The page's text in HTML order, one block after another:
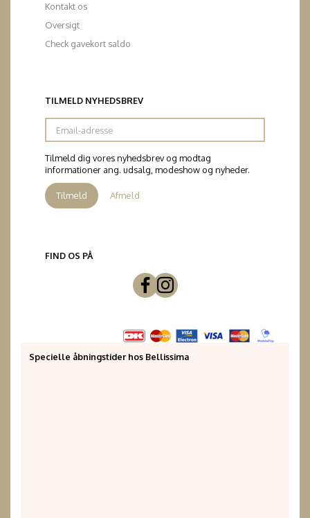
Kontakt os
Oversigt
Check gavekort saldo
TILMELD NYHEDSBREV
Email-
adresse
Tilmeld dig vores nyhedsbrev og modtag
informationer ang. udsalg, modeshow og nyheder.
Tilmeld Afmeld
FIND OS PÅ
Specielle åbningstider hos Bellissima